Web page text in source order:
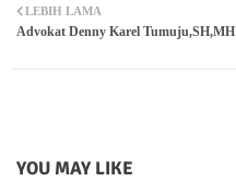
ter
LEBIH LAMA
Advokat Denny Karel Tumuju,SH,MH
YOU MAY LIKE